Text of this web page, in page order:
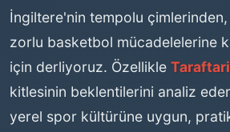
İngiltere'nin tempolu
zorlu basketbol mücadelelerine
için derliyoruz. Özellikle
kitlesinin beklentilerini analiz
yerel spor kültürüne uygun,